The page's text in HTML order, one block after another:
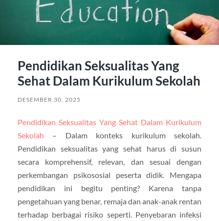
Pendidikan Seksualitas Yang
Sehat Dalam Kurikulum Sekolah
DESEMBER 30, 2025
Pendidikan Seksualitas Yang Sehat Dalam Kurikulum
Sekolah – Dalam konteks kurikulum sekolah.
Pendidikan seksualitas yang sehat harus di susun
secara komprehensif, relevan, dan sesuai dengan
perkembangan psikososial peserta didik. Mengapa
pendidikan ini begitu penting? Karena tanpa
pengetahuan yang benar, remaja dan anak-anak rentan
terhadap berbagai risiko seperti. Penyebaran infeksi